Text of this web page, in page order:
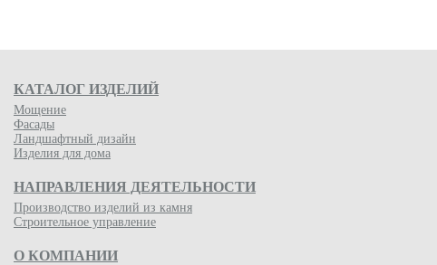
КАТАЛОГ ИЗДЕЛИЙ
Мощение
Фасады
Ландшафтный дизайн
Изделия для дома
НАПРАВЛЕНИЯ ДЕЯТЕЛЬНОСТИ
Производство изделий из камня
Строительное управление
О КОМПАНИИ